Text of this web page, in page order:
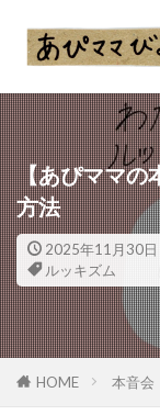
【あぴママの
方法
2025年11月30日
ルッキズム
HOME 本音会